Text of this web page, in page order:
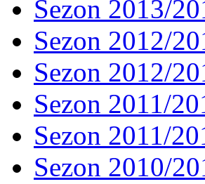
Sezon 2013/
Sezon 2012/
Sezon 2012/
Sezon 2011/
Sezon 2011/
Sezon 2010/